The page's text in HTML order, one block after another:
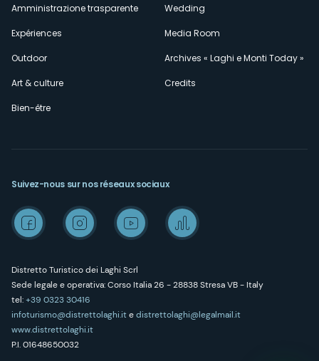
Amministrazione trasparente
Expériences
Outdoor
Art & culture
Bien-être
Wedding
Media Room
Archives « Laghi e Monti Today »
Credits
Distretto Turistico dei Laghi Scrl
Sede legale e operativa: Corso Italia 26 - 28838 Stresa VB - Italy
tel:+39 0323 30416
infoturismo@distrettolaghi.itedistrettolaghi@legalmail.it
www.distrettolaghi.it
P.I. 01648650032
Suivez-nous sur nos réseaux sociaux